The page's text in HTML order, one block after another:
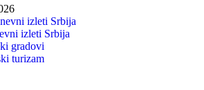
izleti Srbija
izleti Srbija
gradovi
turizam